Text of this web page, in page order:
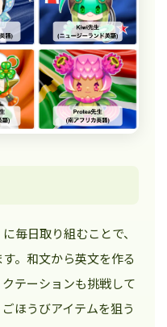
に毎日取り組むことで、
。和文から英文を作る
テーションも挑戦して
ほうびアイテムを狙う